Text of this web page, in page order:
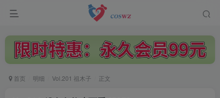
首页 明细 Vol.201 祖木子 正文